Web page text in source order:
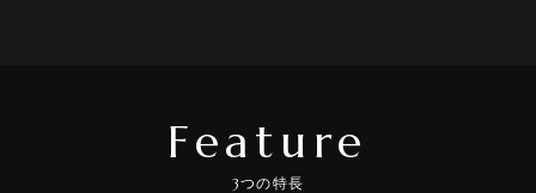
Feature
3つの特長